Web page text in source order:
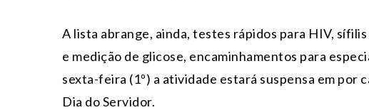
A lista abrange, ainda, testes rápidos para HIV,
e medição de glicose, encaminhamentos para
sexta-feira (1º) a atividade estará suspensa em por
Dia do Servidor.